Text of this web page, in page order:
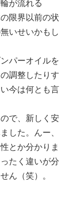
が流れる
限界以前の状
いせいかもし
パーオイルを
調整したりす
今は何とも言
で、新しく安
した。んー、
とか分かりま
たく違いが分
ん（笑）。